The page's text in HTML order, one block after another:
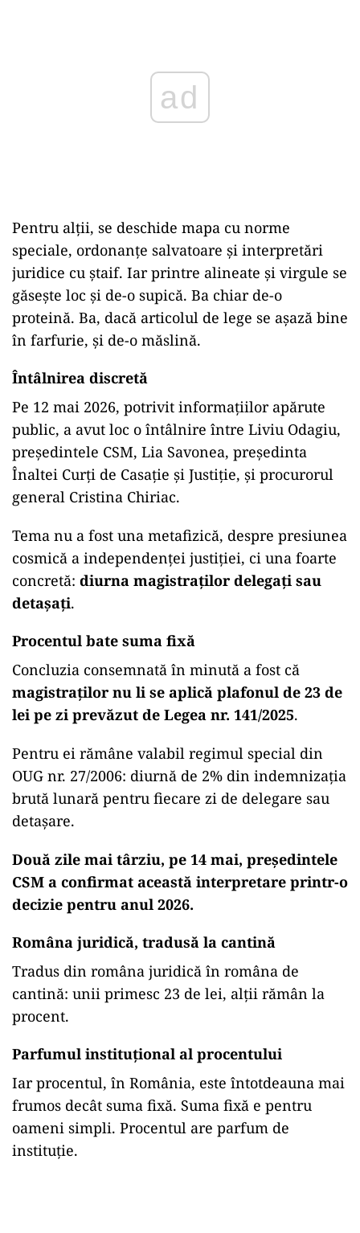
Pentru alții, se deschide mapa cu norme
speciale, ordonanțe salvatoare și interpretări
juridice cu ștaif. Iar printre alineate și virgule se
găsește loc și de-o supică. Ba chiar de-o
proteină. Ba, dacă articolul de lege se așază bine
în farfurie, și de-o măslină.
Întâlnirea discretă
Pe 12 mai 2026, potrivit informațiilor apărute
public, a avut loc o întâlnire între Liviu Odagiu,
președintele CSM, Lia Savonea, președinta
Înaltei Curți de Casație și Justiție, și procurorul
general Cristina Chiriac.
Tema nu a fost una metafizică, despre presiunea
cosmică a independenței justiției, ci una foarte
concretă: diurna magistraților delegați sau
detașați.
Procentul bate suma fixă
Concluzia consemnată în minută a fost că
magistraților nu li se aplică plafonul de 23 de
lei pe zi prevăzut de Legea nr. 141/2025.
Pentru ei rămâne valabil regimul special din
OUG nr. 27/2006: diurnă de 2% din indemnizația
brută lunară pentru fiecare zi de delegare sau
detașare.
Două zile mai târziu, pe 14 mai, președintele
CSM a confirmat această interpretare printr-o
decizie pentru anul 2026.
Româna juridică, tradusă la cantină
Tradus din româna juridică în româna de
cantină: unii primesc 23 de lei, alții rămân la
procent.
Parfumul instituțional al procentului
Iar procentul, în România, este întotdeauna mai
frumos decât suma fixă. Suma fixă e pentru
oameni simpli. Procentul are parfum de
instituție.